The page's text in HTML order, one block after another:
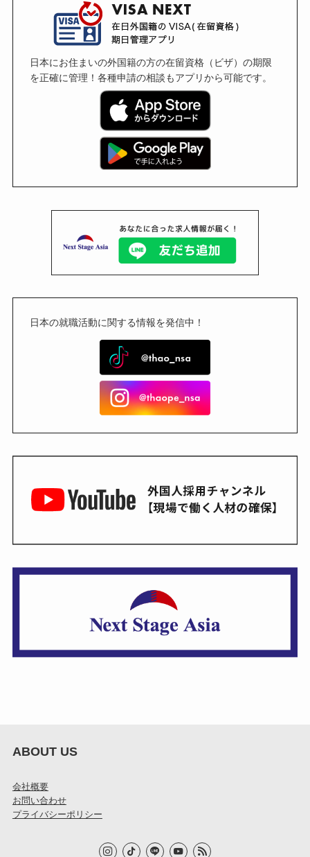
日本にお住まいの外国籍の方の在留資格（ビザ）の期限
を正確に管理！各種申請の相談もアプリから可能です。
日本の就職活動に関する情報を発信中！
ABOUT US
会社概要
お問い合わせ
プライバシーポリシー